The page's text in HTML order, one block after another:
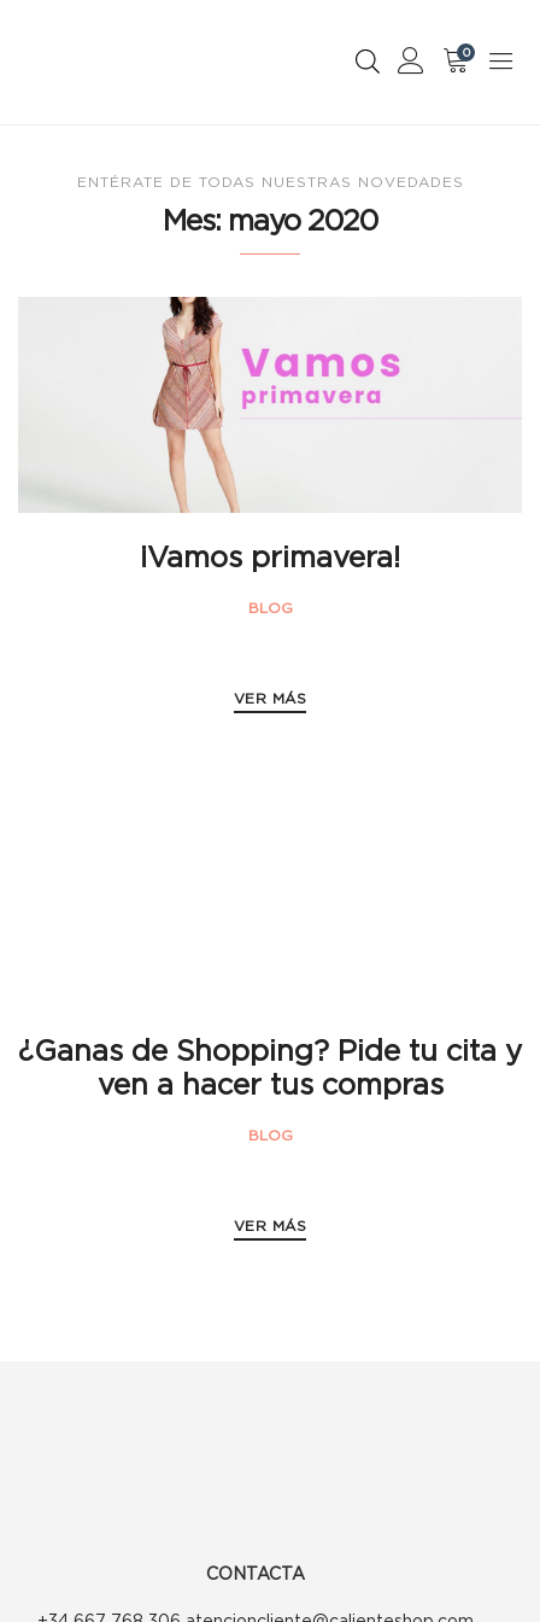
0
ENTÉRATE DE TODAS NUESTRAS NOVEDADES
Mes: mayo 2020
¡Vamos primavera!
BLOG
VER MÁS
¿Ganas de Shopping? Pide tu cita y
ven a hacer tus compras
BLOG
VER MÁS
CONTACTA